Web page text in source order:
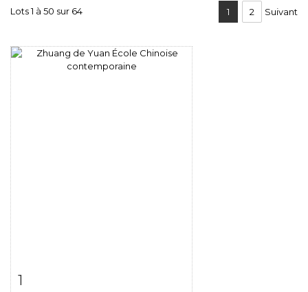
Lots 1 à 50 sur 64 1 2 Suivant
1